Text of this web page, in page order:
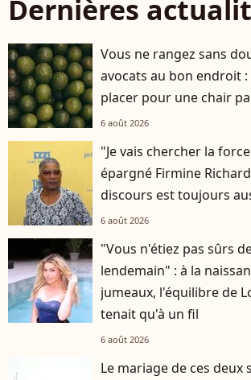
Dernières
Vous ne rangez sans
avocats au bon endroit :
placer pour une chair
6 août 2026
"Je vais chercher la
épargné Firmine
discours est toujours
6 août 2026
"Vous n'étiez pas sûrs
lendemain" : à la
jumeaux, l'équilibre de
tenait qu'à un fil
6 août 2026
Le mariage de ces deux